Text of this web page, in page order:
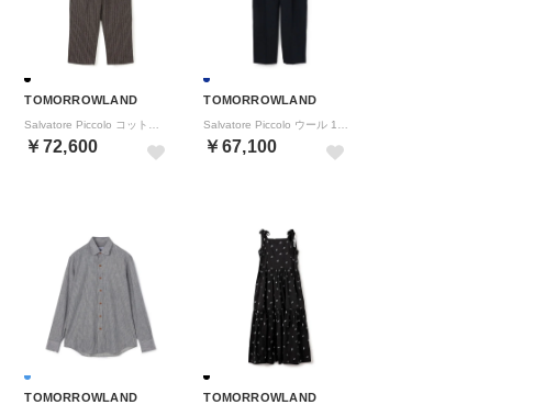
TOMORROWLAND
￥72,600
TOMORROWLAND
￥67,100
TOMORROWLAND TOMORROWLAND